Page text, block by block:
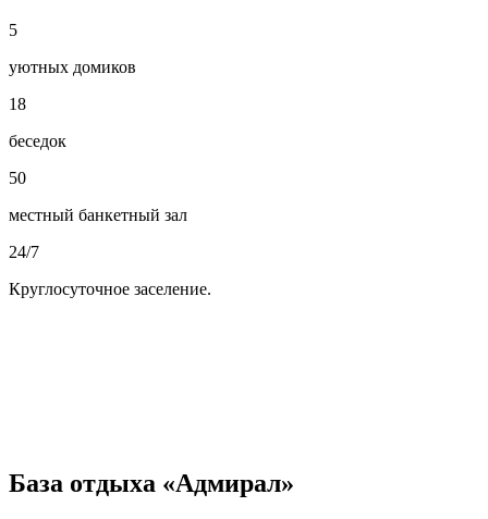
5
уютных домиков
18
беседок
50
местный банкетный зал
24/7
Круглосуточное заселение.
База отдыха «Адмирал»